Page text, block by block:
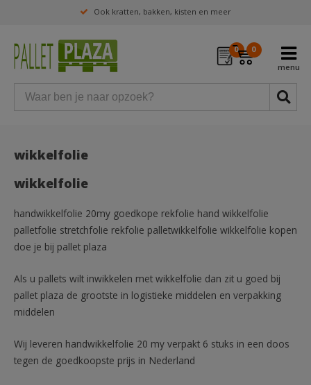
Ook kratten, bakken, kisten en meer
Veel mogelijk qua producten op maat
0 0
wikkelfolie
wikkelfolie
handwikkelfolie 20my goedkope rekfolie hand wikkelfolie
palletfolie stretchfolie rekfolie palletwikkelfolie wikkelfolie kopen
doe je bij pallet plaza
Als u pallets wilt inwikkelen met wikkelfolie dan zit u goed bij
pallet plaza de grootste in logistieke middelen en verpakking
middelen
Wij leveren handwikkelfolie 20 my verpakt 6 stuks in een doos
tegen de goedkoopste prijs in Nederland